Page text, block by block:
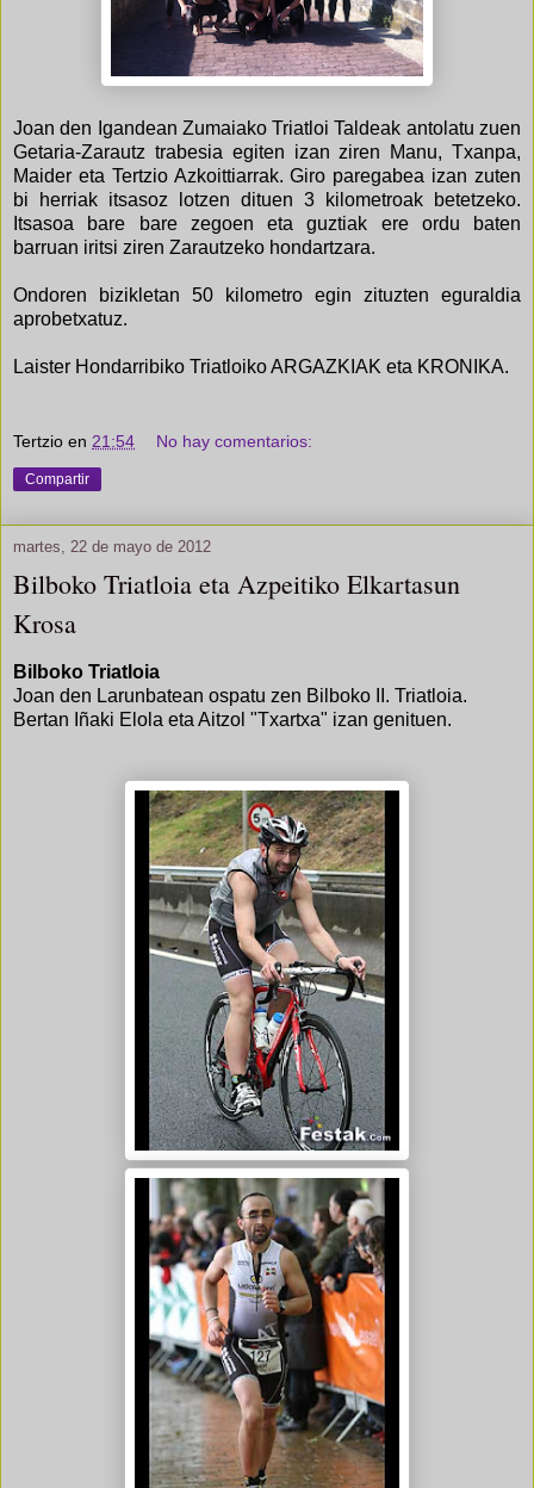
Joan den Igandean Zumaiako Triatloi Taldeak antolatu zuen
Getaria-Zarautz trabesia egiten izan ziren Manu, Txanpa,
Maider eta Tertzio Azkoittiarrak. Giro paregabea izan zuten
bi herriak itsasoz lotzen dituen 3 kilometroak betetzeko.
Itsasoa bare bare zegoen eta guztiak ere ordu baten
barruan iritsi ziren Zarautzeko hondartzara.
Ondoren bizikletan 50 kilometro egin zituzten eguraldia
aprobetxatuz.
Laister Hondarribiko Triatloiko ARGAZKIAK eta KRONIKA.
Tertzio en 21:54 No hay comentarios:
Compartir
martes, 22 de mayo de 2012
Bilboko Triatloia eta Azpeitiko Elkartasun
Krosa
Bilboko Triatloia
Joan den Larunbatean ospatu zen Bilboko II. Triatloia.
Bertan Iñaki Elola eta Aitzol "Txartxa" izan genituen.